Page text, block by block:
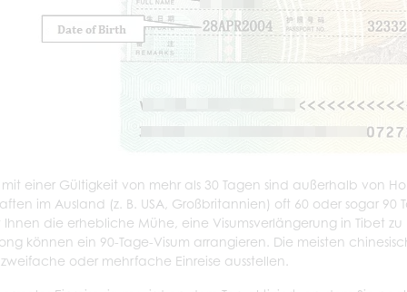
mit einer Gültigkeit von mehr als 30 Tagen sind außerhalb von
im Ausland (z. B. USA, Großbritannien) oft 60 oder sogar
Ihnen die erhebliche Mühe, eine Visumsverlängerung in Tibet
können ein 90-Tage-Visum arrangieren. Die meisten
oder mehrfache Einreise ausstellen.